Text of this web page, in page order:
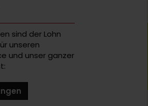
sind der Lohn
unseren
und unser ganzer